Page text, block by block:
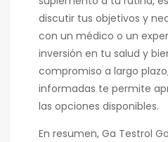
discutir tus objetivos y
con un médico o un
inversión en tu salud y
compromiso a largo
informadas te permite
las opciones disponibles.
En resumen, Ga Testrol